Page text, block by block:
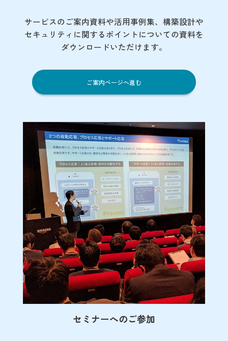
サービスのご案内資料や活用事例集、 構築設計や
セキュリティに関するポイントについての資料を
ダウンロードいただけます。
ご案内ページへ進む
セミナーへのご参加